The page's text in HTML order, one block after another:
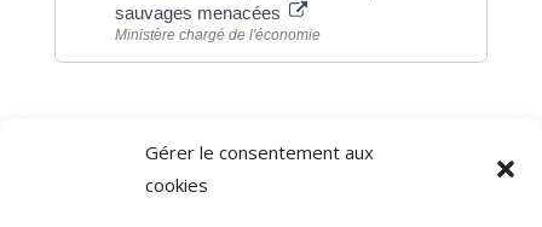
Gérer le consentement aux
cookies
sauvages menacées
Ministère chargé de l'économie
Direction de l'information légale et administrative
comarquage developpé par